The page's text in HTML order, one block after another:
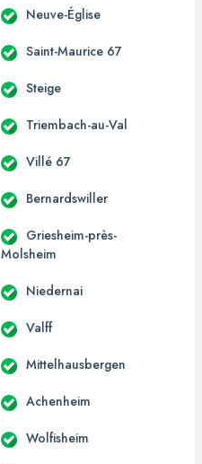
Neuve-Église
Saint-Maurice 67
Steige
Triembach-au-Val
Villé 67
Bernardswiller
Griesheim-près-
Molsheim
Niedernai
Valff
Mittelhausbergen
Achenheim
Wolfisheim